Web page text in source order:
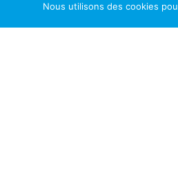
Nous utilisons des cookies